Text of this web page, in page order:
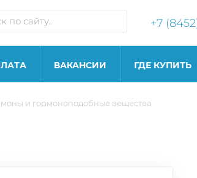
+7
ВАКАНСИИ ГДЕ КУПИТЬ
и гормоноподобные вещества